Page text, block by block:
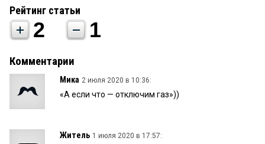
Рейтинг статьи
2 1
Комментарии
Мика 2 июля 2020 в 10:36:
«А если что — отключим газ»))
Житель 1 июля 2020 в 17:57: